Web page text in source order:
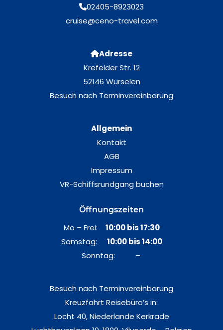
02405-8923023
cruise@ceno-travel.com
Adresse
Krefelder Str. 12
52146 Würselen
Besuch nach Terminvereinbarung
Allgemein
Kontakt
AGB
Impressum
VR-Schiffsrundgang buchen
Öffnungszeiten
Mo – Frei: 10:00 bis 17:30
Samstag: 10:00 bis 14:00
Sonntag: –
Besuch nach Terminvereinbarung
Kreuzfahrt Reisebüro’s in:
Locht 40, Niederlande Kerkrade